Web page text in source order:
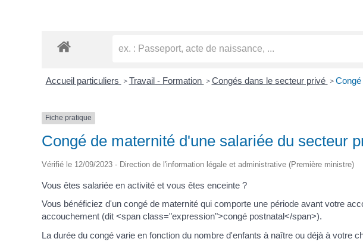
Accueil particuliers > Travail - Formation > Congés dans le secteur privé >
Fiche pratique
Congé de maternité d'une salariée du secteur
Vérifié le 12/09/2023 - Direction de l'information légale et administrative (Première ministre)
Vous êtes salariée en activité et vous êtes enceinte ?
Vous bénéficiez d'un congé de maternité qui comporte une période avant votre
accouchement (dit <span class="expression">congé postnatal</span>).
La durée du congé varie en fonction du nombre d'enfants à naître ou déjà à votre